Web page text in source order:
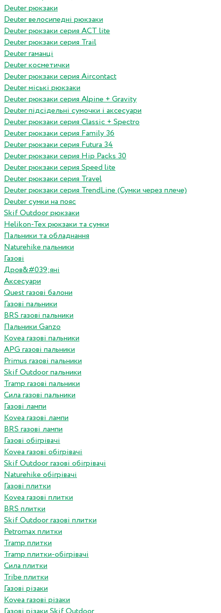
Deuter рюкзаки
Deuter велосипедні рюкзаки
Deuter рюкзаки серия ACT lite
Deuter рюкзаки серия Trail
Deuter гаманці
Deuter косметички
Deuter рюкзаки серия Aircontact
Deuter міські рюкзаки
Deuter рюкзаки серия Alpine + Gravity
Deuter підсідельні сумочки і аксесуари
Deuter рюкзаки серия Classic + Spectro
Deuter рюкзаки серия Family 36
Deuter рюкзаки серия Futura 34
Deuter рюкзаки серия Hip Packs 30
Deuter рюкзаки серия Speed lite
Deuter рюкзаки серия Travel
Deuter рюкзаки серия TrendLine (Сумки через плече)
Deuter сумки на пояс
Skif Outdoor рюкзаки
Helikon-Tex рюкзаки та сумки
Пальники та обладнання
Naturehike пальники
Газові
Дров&#039;яні
Аксесуари
Quest газові балони
Газові пальники
BRS газові пальники
Пальники Ganzo
Kovea газові пальники
APG газові пальники
Primus газові пальники
Skif Outdoor пальники
Tramp газові пальники
Сила газові пальники
Газові лампи
Kovea газові лампи
BRS газові лампи
Газові обігрівачі
Kovea газові обігрівачі
Skif Outdoor газові обігрівачі
Naturehike обігрівачі
Газові плитки
Kovea газові плитки
BRS плитки
Skif Outdoor газові плитки
Petromax плитки
Tramp плитки
Tramp плитки-обігрівачі
Сила плитки
Tribe плитки
Газові різаки
Kovea газові різаки